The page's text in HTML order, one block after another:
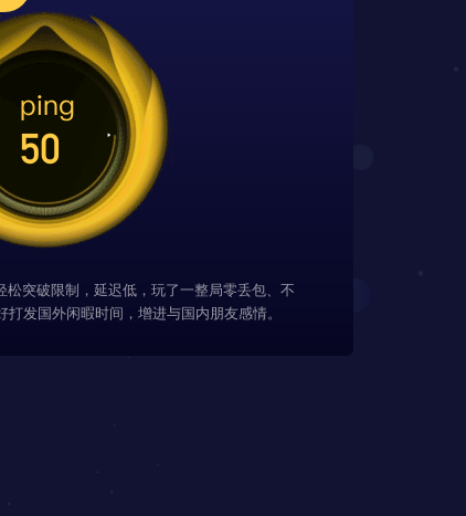
突破限制，延迟低，玩了一整局零丢包、不
发国外闲暇时间，增进与国内朋友感情。